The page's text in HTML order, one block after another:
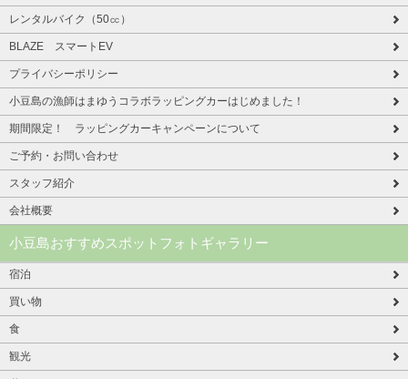
レンタルバイク（50㏄）
BLAZE スマートEV
プライバシーポリシー
小豆島の漁師はまゆうコラボラッピングカーはじめました！
期間限定！ ラッピングカーキャンペーンについて
ご予約・お問い合わせ
スタッフ紹介
会社概要
小豆島おすすめスポットフォトギャラリー
宿泊
買い物
食
観光